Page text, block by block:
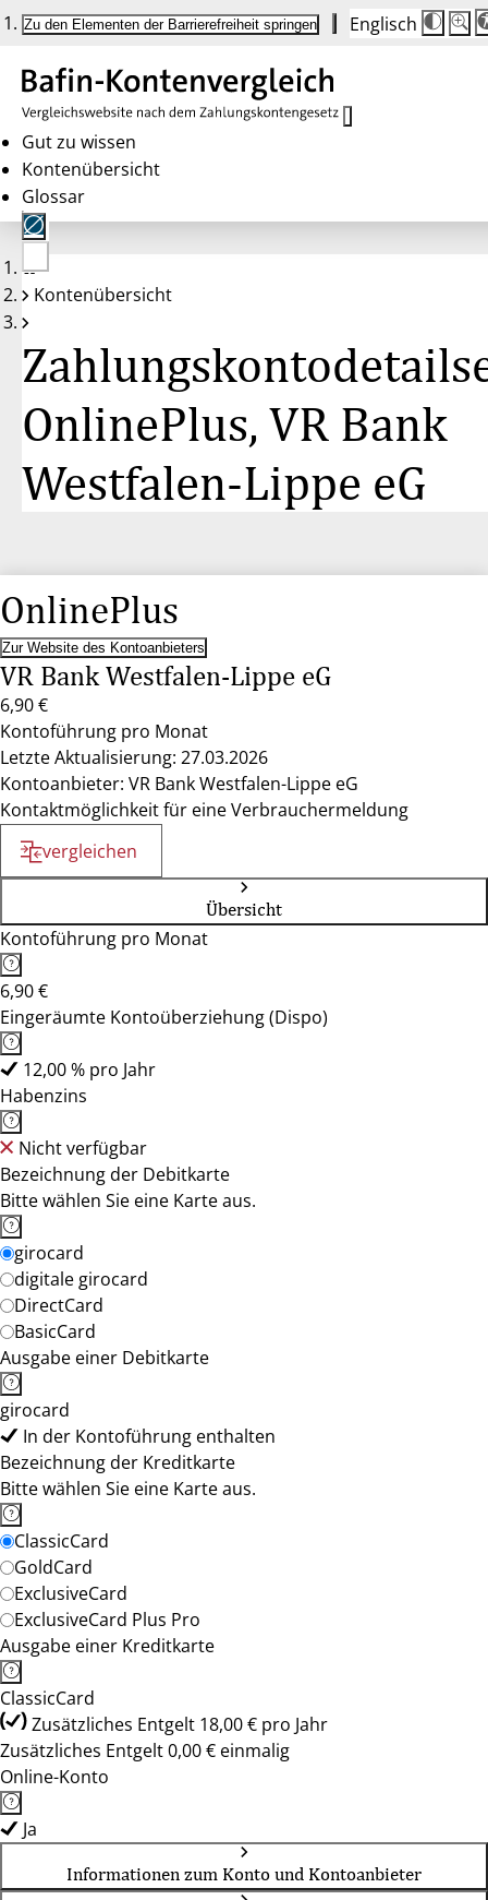
Zu den Elementen der Barrierefreiheit springen Englisch
Die
auf
100
100
Gut zu wissen
Kontenübersicht
Glossar
Keine
Konten
Kontenübersicht
OnlinePlus, VR Bank
Westfalen-Lippe eG
OnlinePlus
Zur Website des Kontoanbieters
VR Bank Westfalen-Lippe eG
6,90 €
Kontoführung pro Monat
Letzte Aktualisierung: 27.03.2026
Kontoanbieter: VR Bank Westfalen-Lippe eG
Kontaktmöglichkeit für eine Verbrauchermeldung
vergleichen
Übersicht
Kontoführung pro Monat
6,90 €
Eingeräumte Kontoüberziehung (Dispo)
12,00 % pro Jahr
Habenzins
Nicht verfügbar
Bezeichnung der Debitkarte
Bitte wählen Sie eine Karte aus.
girocard
digitale girocard
DirectCard
BasicCard
Ausgabe einer Debitkarte
girocard
In der Kontoführung enthalten
Bezeichnung der Kreditkarte
Bitte wählen Sie eine Karte aus.
ClassicCard
GoldCard
ExclusiveCard
ExclusiveCard Plus Pro
Ausgabe einer Kreditkarte
ClassicCard
Zusätzliches Entgelt 18,00 € pro Jahr
Zusätzliches Entgelt 0,00 € einmalig
Online-Konto
Ja
Informationen zum Konto und Kontoanbieter